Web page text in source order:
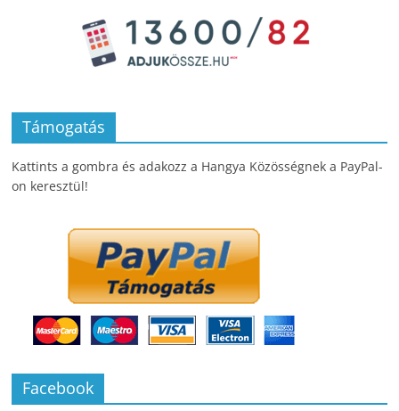
Támogatás
Kattints a gombra és adakozz a Hangya Közösségnek a PayPal-
on keresztül!
Facebook